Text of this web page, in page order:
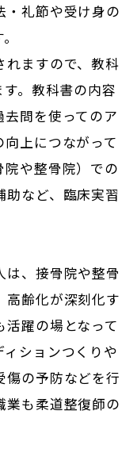
・礼節や受け身の
れますので、教科
。教科書の内容
問を使ってのア
上につながって
院や整骨院）での
助など、臨床実習
は、接骨院や整骨
高齢化が深刻化す
躍の場となって
ションつくりや
傷の予防などを行
業も柔道整復師の